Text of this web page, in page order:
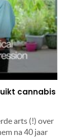
cannabis
arts (!) over
na 40 jaar